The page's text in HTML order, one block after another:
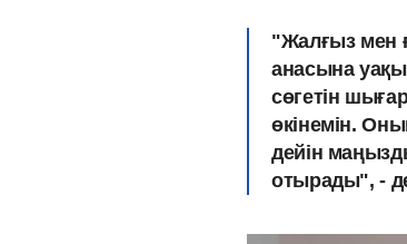
"Жалғыз мен
анасына
сөгетін
өкінемін.
дейін
отырады", -